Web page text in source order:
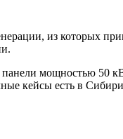
из которых
мощностью 50
кейсы есть в